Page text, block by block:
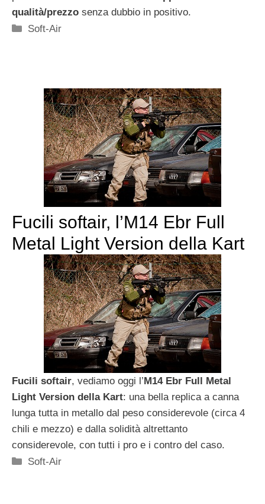
qualità/prezzo senza dubbio in positivo.
Categorie
Soft-Air
Fucili softair, l’M14 Ebr Full
Metal Light Version della Kart
Fucili softair, vediamo oggi l’M14 Ebr Full Metal
Light Version della Kart: una bella replica a canna
lunga tutta in metallo dal peso considerevole (circa 4
chili e mezzo) e dalla solidità altrettanto
considerevole, con tutti i pro e i contro del caso.
Categorie
Soft-Air